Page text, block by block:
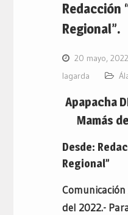
Redacción
Regional”.
20 mayo, 2022
lagarda
Apapacha
Mamás
Desde:
Regional”
Comunicación
del 2022.-